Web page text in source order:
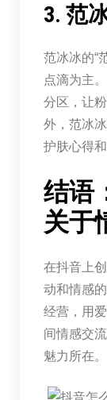
3. 范
范冰冰的“
点滴为主
分区，让
外，范冰
护肤心得和
结语
关于
在抖音上
动和情感
经营，用
间情感交
魅力所在。